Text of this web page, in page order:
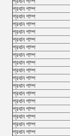
প্রধান পাম্প
প্রধান পাম্প
প্রধান পাম্প
প্রধান পাম্প
প্রধান পাম্প
প্রধান পাম্প
প্রধান পাম্প
প্রধান পাম্প
প্রধান পাম্প
প্রধান পাম্প
প্রধান পাম্প
প্রধান পাম্প
প্রধান পাম্প
প্রধান পাম্প
প্রধান পাম্প
প্রধান পাম্প
প্রধান পাম্প